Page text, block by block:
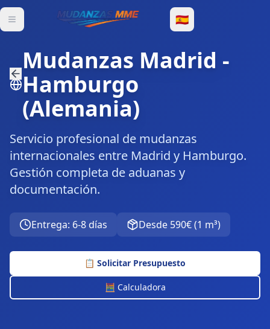
🇪🇸
Mudanzas Madrid -
Hamburgo
(Alemania)
Servicio profesional de mudanzas
internacionales entre Madrid y Hamburgo.
Gestión completa de aduanas y
documentación.
Entrega: 6-8 días Desde 590€(1 m³)
📋 Solicitar Presupuesto
🧮 Calculadora